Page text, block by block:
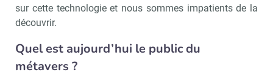
sur cette technologie et nous sommes impatients de la
découvrir.
Quel est aujourd’hui le public du
métavers ?